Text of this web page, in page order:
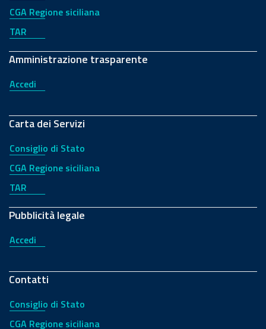
CGA Regione siciliana
TAR
Amministrazione trasparente
Accedi
Carta dei Servizi
Consiglio di Stato
CGA Regione siciliana
TAR
Pubblicità legale
Accedi
Contatti
Consiglio di Stato
CGA Regione siciliana